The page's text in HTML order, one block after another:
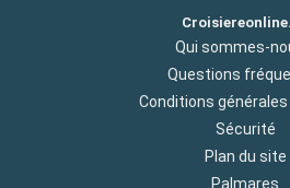
Qui sommes-
Questions
Conditions
Sécurité
Plan du site
Palmares